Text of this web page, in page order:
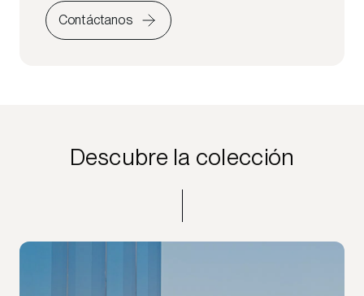
Contáctanos
Descubre la colección